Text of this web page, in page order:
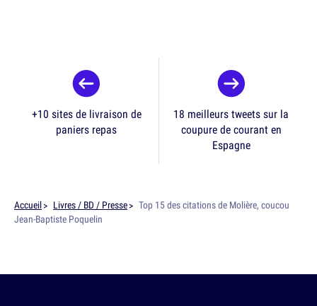
+10 sites de livraison de
paniers repas
18 meilleurs tweets sur la
coupure de courant en
Espagne
Accueil Livres / BD / Presse
Top 15 des citations de Molière, coucou
Jean-Baptiste Poquelin